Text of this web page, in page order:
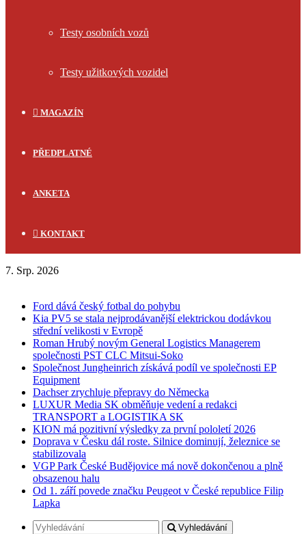
Testy osobních vozů
Testy užitkových vozidel
MAGAZÍN
PŘEDPLATNÉ
ANKETA
KONTAKT
7. Srp. 2026
Ford dává český fotbal do pohybu
Kia PV5 se stala nejprodávanější elektrickou dodávkou
střední velikosti v Evropě
Roman Hrubý novým General Logistics Managerem
společnosti PST CLC Mitsui-Soko
Společnost Jungheinrich získává podíl ve společnosti EP
Equipment
Dachser zrychluje přepravy do Německa
LUXUR Media SK obměňuje vedení a redakci
TRANSPORT a LOGISTIKA SK
KION má pozitivní výsledky za první pololetí 2026
Doprava v Česku dál roste. Silnice dominují, železnice se
stabilizovala
VGP Park České Budějovice má nově dokončenou a plně
obsazenou halu
Od 1. září povede značku Peugeot v České republice Filip
Lapka
Vyhledávání